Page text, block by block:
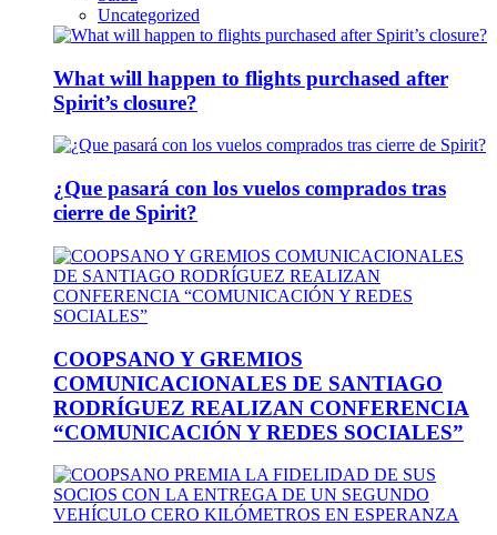
Uncategorized
What will happen to flights purchased after
Spirit’s closure?
¿Que pasará con los vuelos comprados tras
cierre de Spirit?
COOPSANO Y GREMIOS
COMUNICACIONALES DE SANTIAGO
RODRÍGUEZ REALIZAN CONFERENCIA
“COMUNICACIÓN Y REDES SOCIALES”